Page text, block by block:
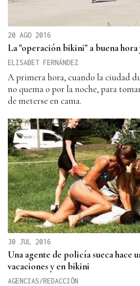
20 AGO 2016
La "operación bikini" a buena
ELISABET FERNÁNDEZ
A primera hora, cuando la ciudad
no quema o por la noche, para
de meterse en cama.
30 JUL 2016
Una agente de policía sueca hace
vacaciones y en bikini
AGENCIAS/REDACCIÓN